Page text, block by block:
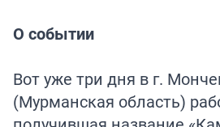
О событии
Вот уже три дня в г.
(Мурманская область)